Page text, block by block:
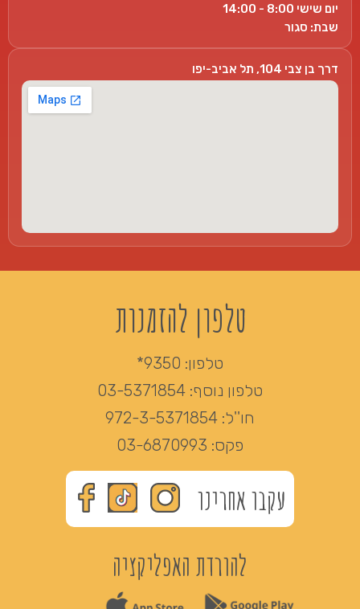
יום שישי 8:00 - 14:00
שבת: סגור
דרך בן צבי 104, תל אביב-יפו
טלפון להזמנות
טלפון: 9350*
טלפון נוסף: 03-5371854
חו''ל: 972-3-5371854
פקס: 03-6870993
עקבו אחרינו
להורדת האפליקציה